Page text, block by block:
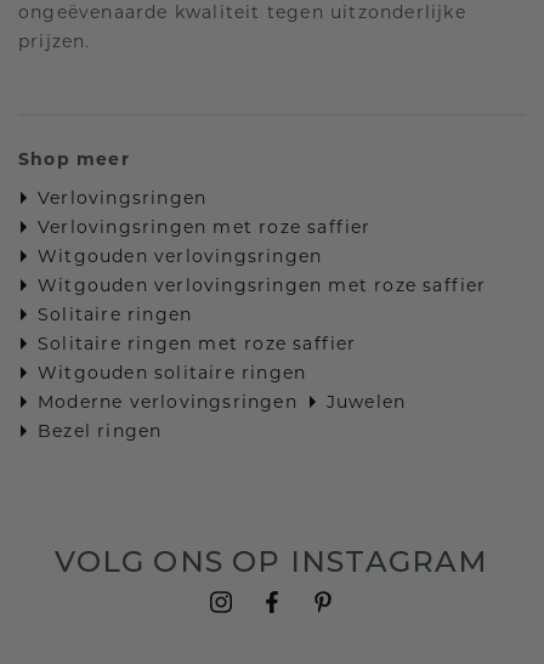
ongeëvenaarde kwaliteit tegen uitzonderlijke
prijzen.
Shop meer
Verlovingsringen
Verlovingsringen met roze saffier
Witgouden verlovingsringen
Witgouden verlovingsringen met roze saffier
Solitaire ringen
Solitaire ringen met roze saffier
Witgouden solitaire ringen
Moderne verlovingsringen
Juwelen
Bezel ringen
VOLG ONS OP INSTAGRAM